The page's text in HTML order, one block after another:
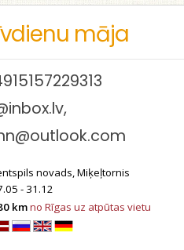
māja
,
novads, Miķeļtornis
- 31.12
kmno Rīgas uz atpūtas vietu